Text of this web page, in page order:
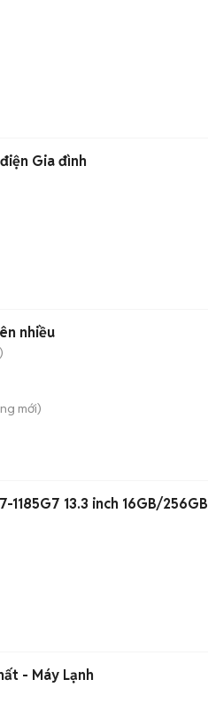
Gia đình
nhiều
mới)
13.3 inch 16GB/256GB
- Máy Lạnh